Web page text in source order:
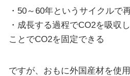
・50～60年というサイクルで
・成長する過程でCO2を吸収
ことでCO2を固定できる
ですが、おもに外国産材を使